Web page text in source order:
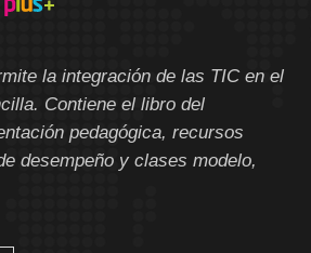
la integración de las TIC en el
Contiene el libro del
pedagógica, recursos
desempeño y clases modelo,